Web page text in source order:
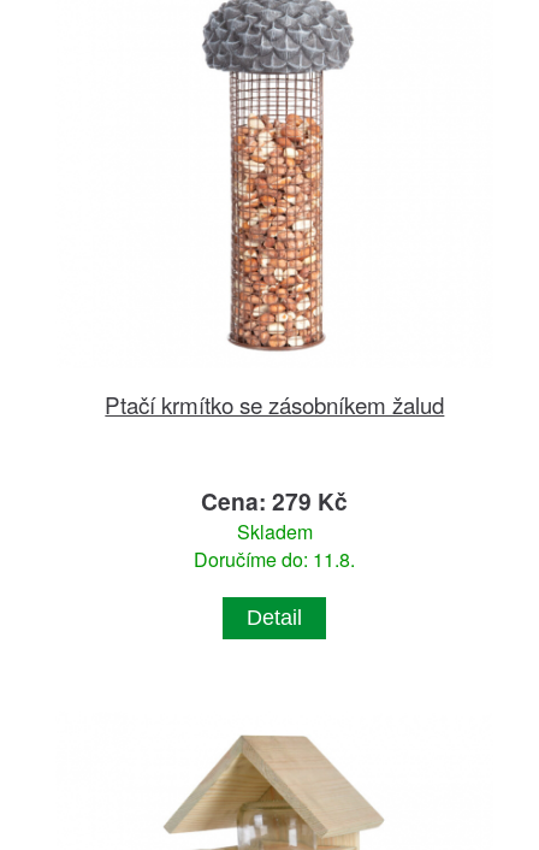
Ptačí krmítko se zásobníkem žalud
Cena: 279 Kč
Skladem
Doručíme do: 11.8.
Detail